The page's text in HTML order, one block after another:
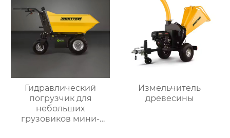
Гидравлический
погрузчик для
небольших
грузовиков мини-
Измельчитель
древесины